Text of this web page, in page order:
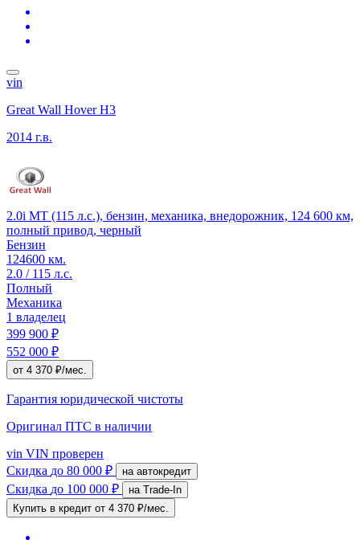
vin
Great Wall Hover H3
2014 г.в.
2.0i MT (115 л.с.), бензин, механика, внедорожник, 124 600 км,
полный привод, черный
Бензин
124600 км.
2.0 / 115 л.с.
Полный
Механика
1 владелец
399 900 ₽
552 000 ₽
от 4 370 ₽/мес.
Гарантия юридической чистоты
Оригинал ПТС в наличии
vin VIN проверен
Скидка до 80 000 ₽ на автокредит
Скидка до 100 000 ₽
на Trade-In
Купить в кредит от 4 370 ₽/мес.